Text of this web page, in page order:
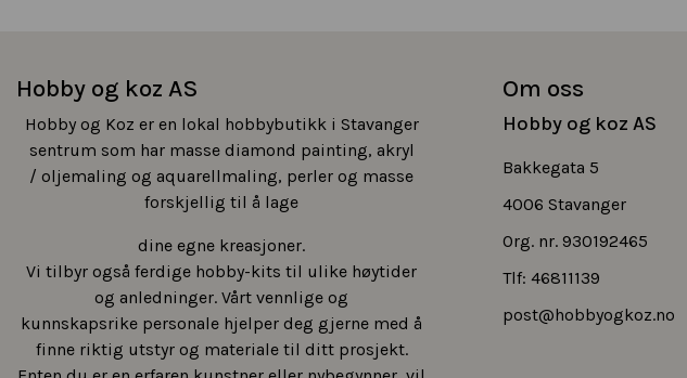
Hobby og koz AS
Hobby og Koz er en lokal hobbybutikk i Stavanger
sentrum som har masse diamond painting, akryl
/ oljemaling og aquarellmaling, perler og masse
forskjellig til å lage
dine egne kreasjoner.
Vi tilbyr også ferdige hobby-kits til ulike høytider
og anledninger. Vårt vennlige og
kunnskapsrike personale hjelper deg gjerne med å
finne riktig utstyr og materiale til ditt prosjekt.
Om oss
Hobby og koz AS
Bakkegata 5
4006 Stavanger
Org. nr. 930192465
Tlf: 46811139
post@hobbyogkoz.no